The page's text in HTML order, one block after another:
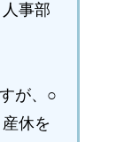
事部
が、○
休を